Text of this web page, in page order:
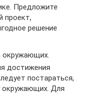
Предложите
проект,
решение
окружающих.
достижения
постараться,
окружающих. Для